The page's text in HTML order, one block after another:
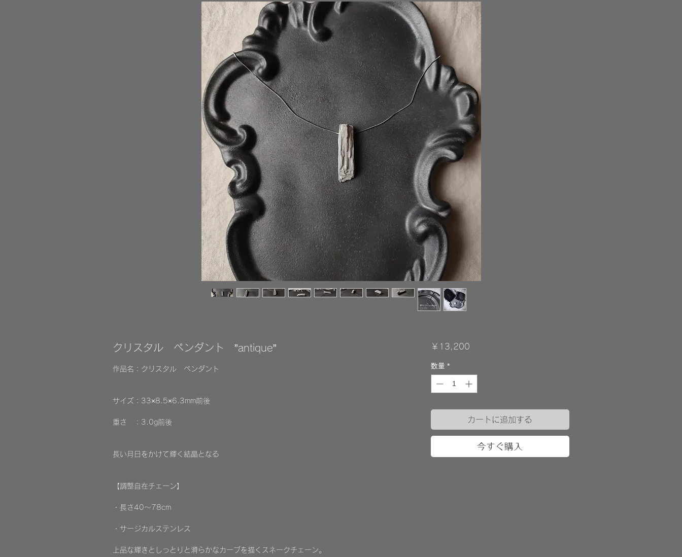
クリスタル ペンダント ”antique”
作品名：クリスタル ペンダント
サイズ：33×8.5×6.3mm前後
重さ ：3.0g前後
長い月日をかけて輝く結晶となる
【調整自在チェーン】
・長さ40～78cm
・サージカルステンレス
上品な輝きとしっとりと滑らかなカーブを描くスネークチェーン。
￥13,200価
数量 *
カートに追加する
今すぐ購入